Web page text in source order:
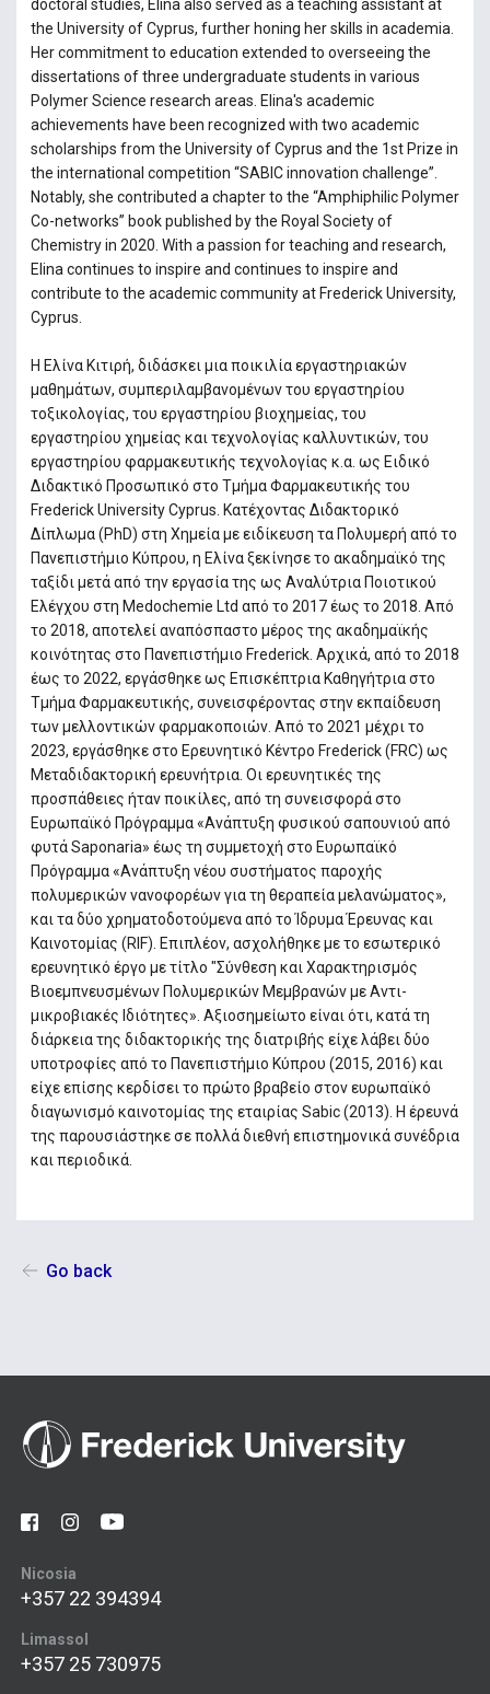
doctoral studies, Elina also served as a teaching assistant at
the University of Cyprus, further honing her skills in academia.
Her commitment to education extended to overseeing the
dissertations of three undergraduate students in various
Polymer Science research areas. Elina's academic
achievements have been recognized with two academic
scholarships from the University of Cyprus and the 1st Prize in
the international competition “SABIC innovation challenge”.
Notably, she contributed a chapter to the “Amphiphilic Polymer
Co-networks” book published by the Royal Society of
Chemistry in 2020. With a passion for teaching and research,
Elina continues to inspire and continues to inspire and
contribute to the academic community at Frederick University,
Cyprus.
Η Ελίνα Κιτιρή, διδάσκει μια ποικιλία εργαστηριακών
μαθημάτων, συμπεριλαμβανομένων του εργαστηρίου
τοξικολογίας, του εργαστηρίου βιοχημείας, του
εργαστηρίου χημείας και τεχνολογίας καλλυντικών, του
εργαστηρίου φαρμακευτικής τεχνολογίας κ.α. ως Ειδικό
Διδακτικό Προσωπικό στο Τμήμα Φαρμακευτικής του
Frederick University Cyprus. Κατέχοντας Διδακτορικό
Δίπλωμα (PhD) στη Χημεία με ειδίκευση τα Πολυμερή από το
Πανεπιστήμιο Κύπρου, η Ελίνα ξεκίνησε το ακαδημαϊκό της
ταξίδι μετά από την εργασία της ως Αναλύτρια Ποιοτικού
Ελέγχου στη Medochemie Ltd από το 2017 έως το 2018. Από
το 2018, αποτελεί αναπόσπαστο μέρος της ακαδημαϊκής
κοινότητας στο Πανεπιστήμιο Frederick. Αρχικά, από το 2018
έως το 2022, εργάσθηκε ως Επισκέπτρια Καθηγήτρια στο
Τμήμα Φαρμακευτικής, συνεισφέροντας στην εκπαίδευση
των μελλοντικών φαρμακοποιών. Από το 2021 μέχρι το
2023, εργάσθηκε στο Ερευνητικό Κέντρο Frederick (FRC) ως
Μεταδιδακτορική ερευνήτρια. Οι ερευνητικές της
προσπάθειες ήταν ποικίλες, από τη συνεισφορά στο
Ευρωπαϊκό Πρόγραμμα «Ανάπτυξη φυσικού σαπουνιού από
φυτά Saponaria» έως τη συμμετοχή στο Ευρωπαϊκό
Πρόγραμμα «Ανάπτυξη νέου συστήματος παροχής
πολυμερικών νανοφορέων για τη θεραπεία μελανώματος»,
και τα δύο χρηματοδοτούμενα από το Ίδρυμα Έρευνας και
Καινοτομίας (RIF). Επιπλέον, ασχολήθηκε με το εσωτερικό
ερευνητικό έργο με τίτλο "Σύνθεση και Χαρακτηρισμός
Βιοεμπνευσμένων Πολυμερικών Μεμβρανών με Αντι-
μικροβιακές Ιδιότητες». Αξιοσημείωτο είναι ότι, κατά τη
διάρκεια της διδακτορικής της διατριβής είχε λάβει δύο
υποτροφίες από το Πανεπιστήμιο Κύπρου (2015, 2016) και
είχε επίσης κερδίσει το πρώτο βραβείο στον ευρωπαϊκό
διαγωνισμό καινοτομίας της εταιρίας Sabic (2013). Η έρευνά
της παρουσιάστηκε σε πολλά διεθνή επιστημονικά συνέδρια
και περιοδικά.
Go back
Nicosia
+357 22 394394
Limassol
+357 25 730975